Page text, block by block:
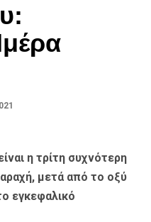
η τρίτη συχνότερη
μετά από το οξύ
εγκεφαλικό